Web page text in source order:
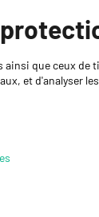
que ceux
et d'analyser